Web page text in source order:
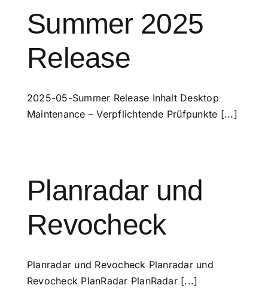
Summer 2025
Release
2025-05-Summer Release Inhalt Desktop
Maintenance – Verpflichtende Prüfpunkte [...]
Planradar und
Revocheck
Planradar und Revocheck Planradar und
Revocheck PlanRadar PlanRadar [...]